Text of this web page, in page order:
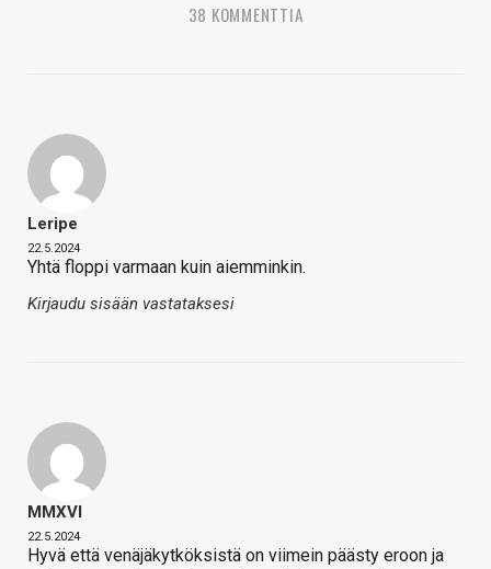
38 KOMMENTTIA
Leripe
22.5.2024
Yhtä floppi varmaan kuin aiemminkin.
Kirjaudu sisään vastataksesi
MMXVI
22.5.2024
Hyvä että venäjäkytköksistä on viimein päästy eroon ja